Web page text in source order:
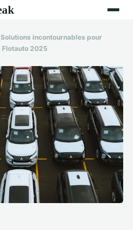
Solutions incontournables pour
2025